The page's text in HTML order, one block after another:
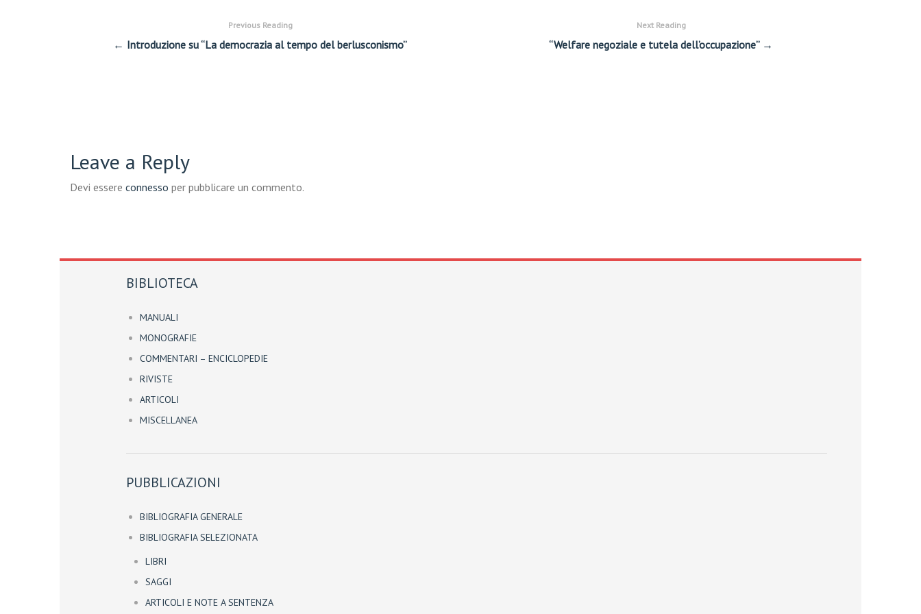
Previous Reading
← Introduzione su “La democrazia al tempo del berlusconismo”
Next Reading
“Welfare negoziale e tutela dell’occupazione” →
Leave a Reply
Devi essere connesso per pubblicare un commento.
BIBLIOTECA
MANUALI
MONOGRAFIE
COMMENTARI – ENCICLOPEDIE
RIVISTE
ARTICOLI
MISCELLANEA
PUBBLICAZIONI
BIBLIOGRAFIA GENERALE
BIBLIOGRAFIA SELEZIONATA
LIBRI
SAGGI
ARTICOLI E NOTE A SENTENZA